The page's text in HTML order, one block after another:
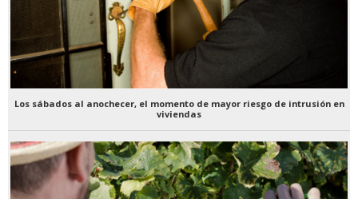
Los sábados al anochecer, el momento de mayor riesgo de intrusión en
viviendas